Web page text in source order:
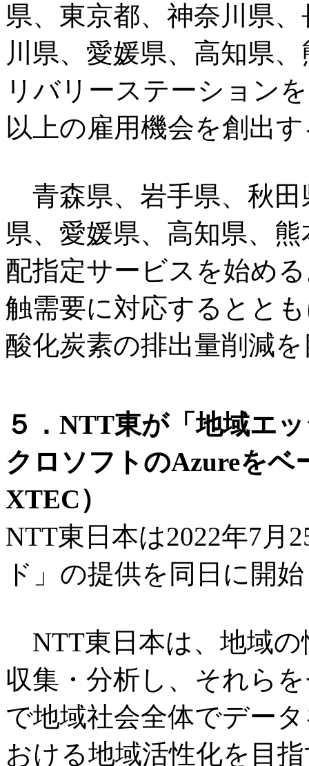
県、東京都、神奈川県
川県、愛媛県、高知県
リバリーステーション
以上の雇用機会を創出
青森県、岩手県、秋田
県、愛媛県、高知県、
配指定サービスを始め
触需要に対応するとと
酸化炭素の排出量削減
５．NTT東が「地域エ
クロソフトのAzureを
XTEC）
NTT東日本は2022年7月
ド」の提供を同日に開
NTT東日本は、地域の
収集・分析し、それら
で地域社会全体でデー
おける地域活性化を目